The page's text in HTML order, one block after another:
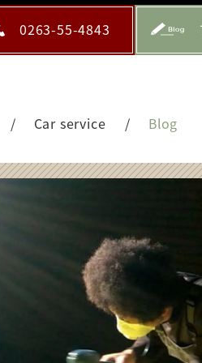
0263-55-4843
Car service Blog